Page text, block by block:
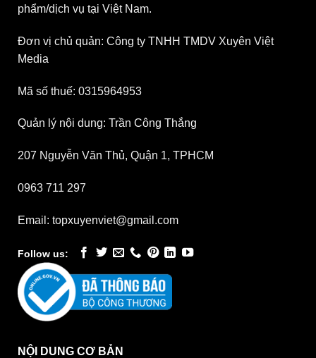
phẩm/dịch vụ tại Việt Nam.
Đơn vị chủ quản: Công ty TNHH TMDV Xuyên Việt
Media
Mã số thuế: 0315964953
Quản lý nội dung: Trần Công Thắng
207 Nguyễn Văn Thủ, Quận 1, TPHCM
0963 711 297
Email: topxuyenviet@gmail.com
Follow us:
NỘI DUNG CƠ BẢN